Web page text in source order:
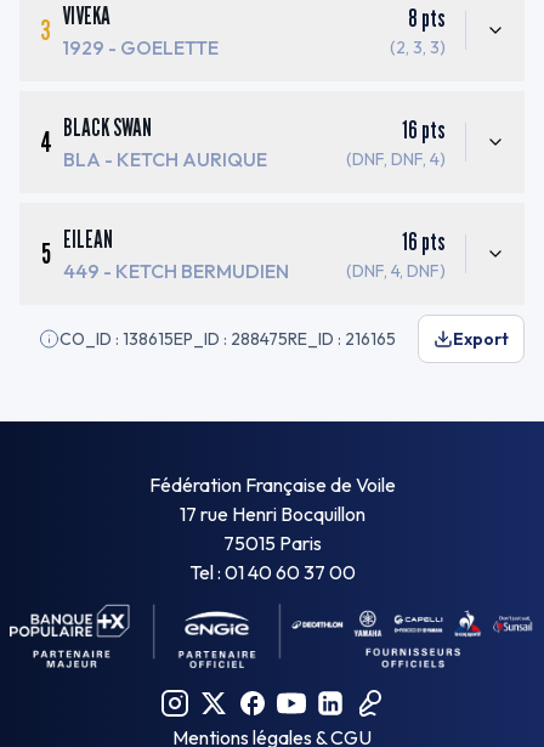
3 VIVEKA
1929 - GOELETTE
8 pts
(2, 3, 3)
4 BLACK SWAN
BLA - KETCH AURIQUE
16 pts
(DNF, DNF, 4)
5 EILEAN
449 - KETCH BERMUDIEN
16 pts
(DNF, 4, DNF)
CO_ID : 138615EP_ID : 288475RE_ID : 216165 Export
Fédération Française de Voile
17 rue Henri Bocquillon
75015 Paris
Tel : 01 40 60 37 00
Mentions légales & CGU